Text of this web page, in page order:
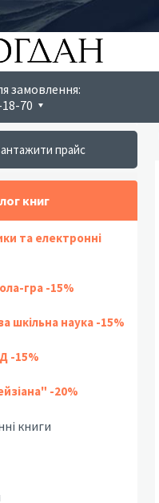
замовлення:
70
прайс
книг
та електронні
гра -15%
шкільна наука -15%
-15%
-20%
книги